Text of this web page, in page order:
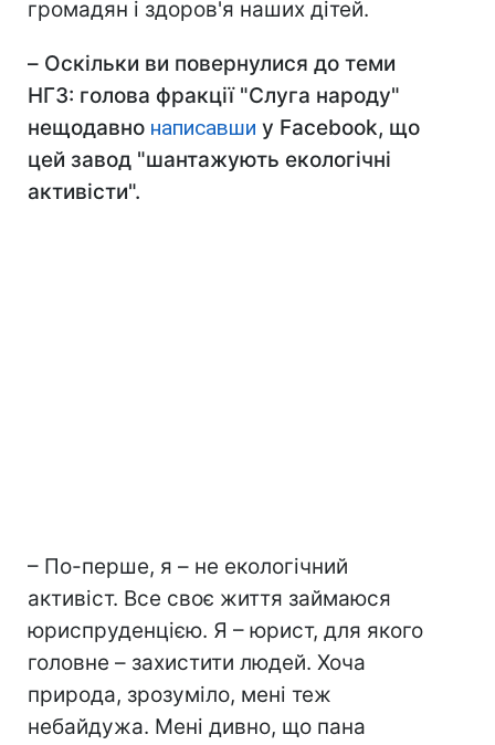
громадян і здоров'я наших дітей.
– Оскільки ви повернулися до теми
НГЗ: голова фракції "Слуга народу"
нещодавно написавши у Facebook, що
цей завод "шантажують екологічні
активісти".
– По-перше, я – не екологічний
активіст. Все своє життя займаюся
юриспруденцією. Я – юрист, для якого
головне – захистити людей. Хоча
природа, зрозуміло, мені теж
небайдужа. Мені дивно, що пана